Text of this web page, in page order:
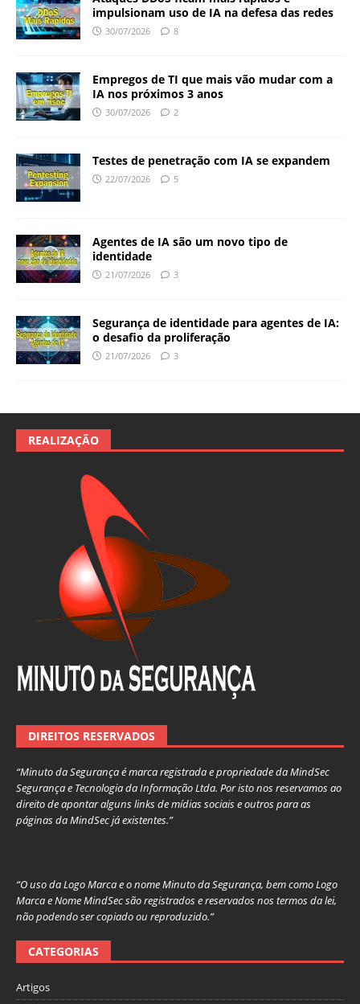
impulsionam uso de IA na defesa das redes
30/07/2026 8
Empregos de TI que mais vão mudar com a
IA nos próximos 3 anos
30/07/2026 2
Testes de penetração com IA se expandem
22/07/2026 5
Agentes de IA são um novo tipo de
identidade
21/07/2026 3
Segurança de identidade para agentes de IA:
o desafio da proliferação
21/07/2026 3
REALIZAÇÃO
DIREITOS RESERVADOS
“Minuto da Segurança é marca registrada e propriedade da MindSec
Segurança e Tecnologia da Informação Ltda. Por isto nos reservamos ao
direito de apontar alguns links de mídias sociais e outros para as
páginas da MindSec já existentes.”
“O uso da Logo Marca e o nome Minuto da Segurança, bem como Logo
Marca e Nome MindSec são registrados e reservados nos termos da lei,
não podendo ser copiado ou reproduzido.”
CATEGORIAS
Artigos